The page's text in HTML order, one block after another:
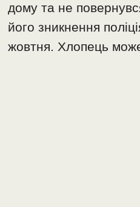
дому та не
його зникнення
жовтня. Хлопець